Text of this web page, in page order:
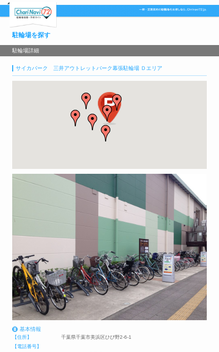
駐輪場を探す
駐輪場詳細
サイカパーク 三井アウトレットパーク幕張駐輪場 Ｄエリア
基本情報
【住所】
千葉県千葉市美浜区ひび野2-6-1
【電話番号】